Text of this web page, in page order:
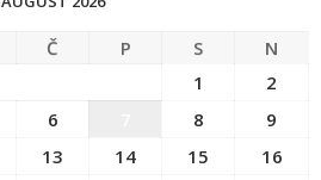
Č P S
N
1
2
6 8
9
13 14 15
16